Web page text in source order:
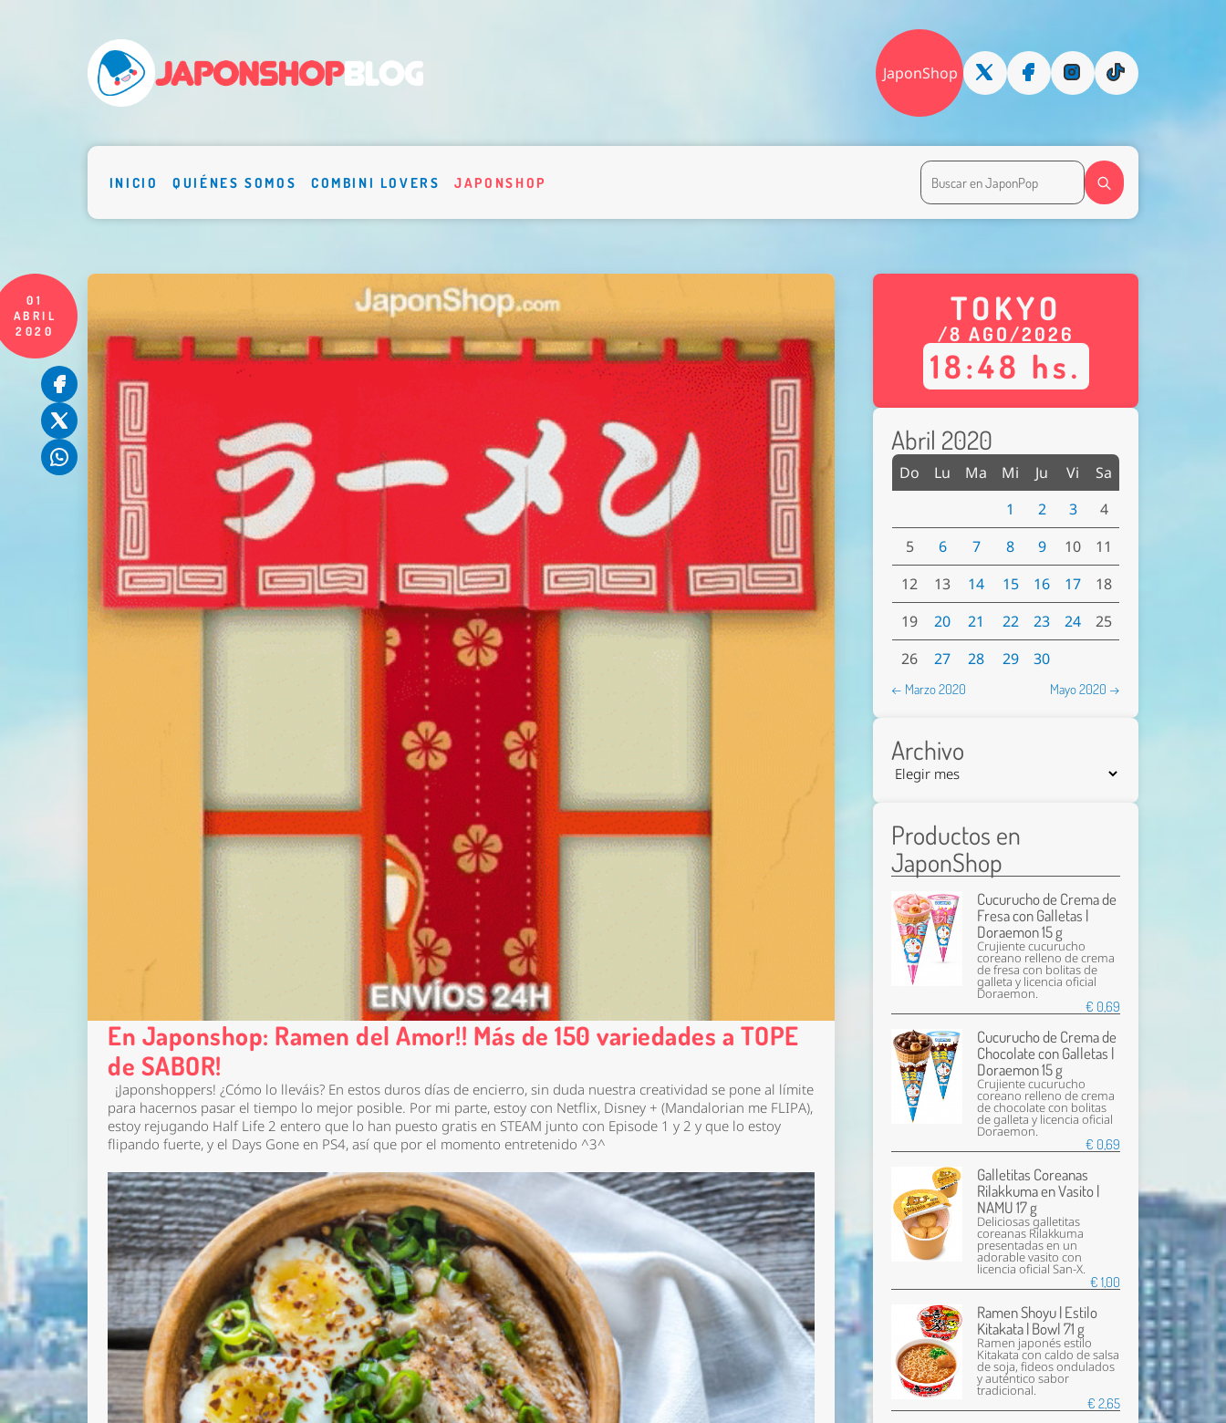
JaponShop
INICIO QUIÉNES SOMOS COMBINI LOVERS JAPONSHOP
01
ABRIL
2020
En Japonshop: Ramen del Amor!! Más de 150 variedades a TOPE
de SABOR!
¡Japonshoppers! ¿Cómo lo lleváis? En estos duros días de encierro, sin duda nuestra creatividad se pone al límite
para hacernos pasar el tiempo lo mejor posible. Por mi parte, estoy con Netflix, Disney + (Mandalorian me FLIPA),
estoy rejugando Half Life 2 entero que lo han puesto gratis en STEAM junto con Episode 1 y 2 y que lo estoy
flipando fuerte, y el Days Gone en PS4, así que por el momento entretenido ^3^
TOKYO
/8 AGO/2026
18:48 hs.
Abril 2020
Do Lu Ma Mi Ju Vi
Sa
1
2 3
4
5
6 7 8 9 10
11
12
13 14 15 16 17
18
19
20 21 22 23 24
25
26
27 28 29 30
← Marzo 2020 Mayo 2020 →
Archivo
Productos en
JaponShop
Cucurucho de Crema de
Fresa con Galletas |
Doraemon 15 g
Crujiente cucurucho
coreano relleno de crema
de fresa con bolitas de
galleta y licencia oficial
Doraemon.
€ 0,69
Cucurucho de Crema de
Chocolate con Galletas |
Doraemon 15 g
Crujiente cucurucho
coreano relleno de crema
de chocolate con bolitas
de galleta y licencia oficial
Doraemon.
€ 0,69
Galletitas Coreanas
Rilakkuma en Vasito |
NAMU 17 g
Deliciosas galletitas
coreanas Rilakkuma
presentadas en un
adorable vasito con
licencia oficial San-X.
€ 1,00
Ramen Shoyu | Estilo
Kitakata | Bowl 71 g
Ramen japonés estilo
Kitakata con caldo de salsa
de soja, fideos ondulados
y auténtico sabor
tradicional.
€ 2,65